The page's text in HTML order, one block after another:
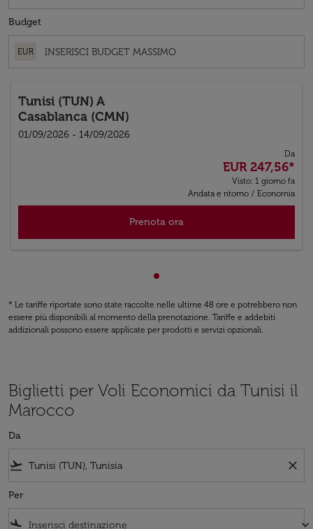
Budget
EUR
Tunisi (TUN) A
Casablanca (CMN)
01/09/2026 - 14/09/2026
Da
EUR 247,56*
Visto: 1 giorno fa
Andata e ritorno / Economia
Prenota ora
Visualizzazione da cmp-
* Le tariffe riportate sono state raccolte nelle ultime 48 ore e potrebbero non
essere più disponibili al momento della prenotazione. Tariffe e addebiti
addizionali possono essere applicate per prodotti e servizi opzionali.
Biglietti per Voli Economici da Tunisi il
Marocco
Da
flight_takeoff close
Per
flight_land keyboard_arrow_down